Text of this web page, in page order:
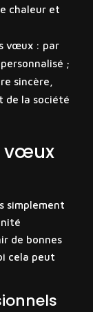
chaleur et
vœux : par
;
sincère,
de la société
vœux
simplement
de bonnes
cela peut